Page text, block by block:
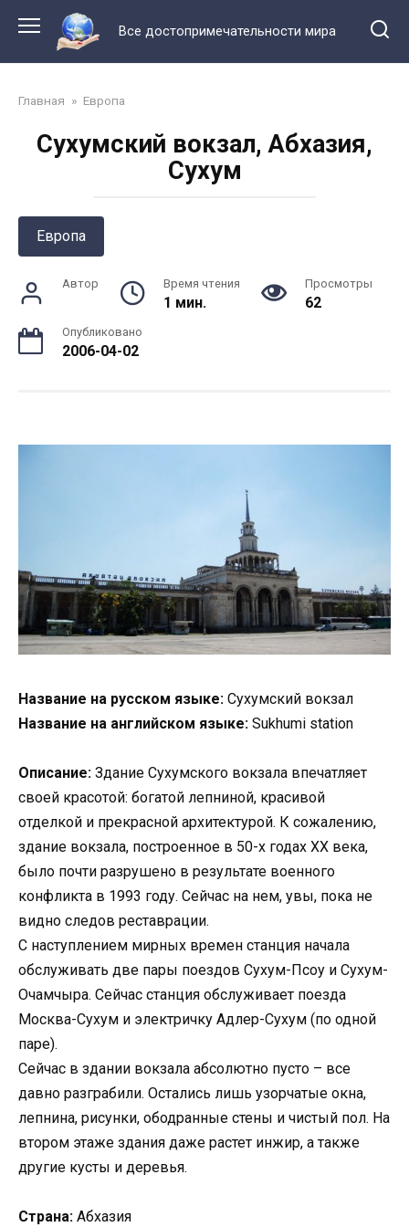
контенту
Все достопримечательности мира
Главная » Европа
Сухумский вокзал, Абхазия,
Сухум
Европа
Автор Время чтения
1 мин.
Просмотры
62
Опубликовано
2006-04-02
Название на русском языке: Сухумский вокзал
Название на английском языке: Sukhumi station
Описание: Здание Сухумского вокзала впечатляет
своей красотой: богатой лепниной, красивой
отделкой и прекрасной архитектурой. К сожалению,
здание вокзала, построенное в 50-х годах ХХ века,
было почти разрушено в результате военного
конфликта в 1993 году. Сейчас на нем, увы, пока не
видно следов реставрации.
С наступлением мирных времен станция начала
обслуживать две пары поездов Сухум-Псоу и Сухум-
Очамчыра. Сейчас станция обслуживает поезда
Москва-Сухум и электричку Адлер-Сухум (по одной
паре).
Сейчас в здании вокзала абсолютно пусто – все
давно разграбили. Остались лишь узорчатые окна,
лепнина, рисунки, ободранные стены и чистый пол. На
втором этаже здания даже растет инжир, а также
другие кусты и деревья.
Страна: Абхазия